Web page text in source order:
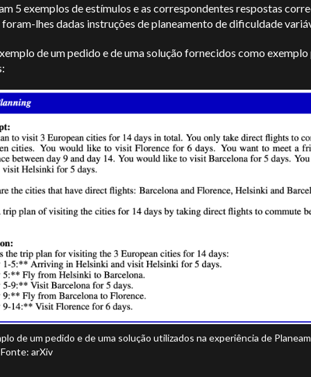
5 exemplos de estímulos e as correspondentes respostas
foram-lhes dadas instruções de planeamento de dificuldade
de um pedido e de uma solução fornecidos como exemplo
de um pedido e de uma solução utilizados na experiência de
arXiv